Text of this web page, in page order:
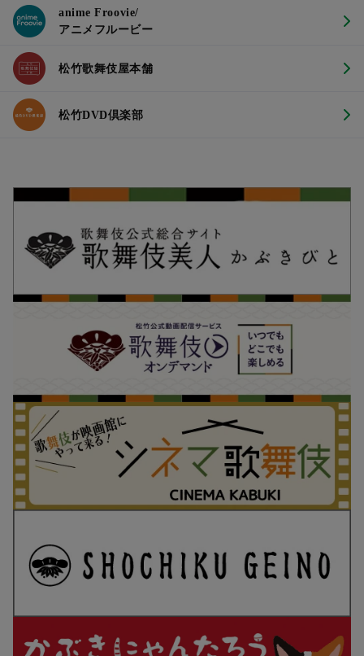
anime Froovie/
アニメフルービー
松竹歌舞伎屋本舗
松竹DVD倶楽部